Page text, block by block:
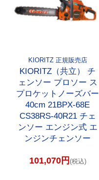
KIORITZ 正規販売店
KIORITZ（共立） チ
ェンソー プロソー ス
プロケットノーズバー
40cm 21BPX-68E
CS38RS-40R21 チェ
ンソー エンジン式 エ
ンジンチェンソー
101,070円 (税込)